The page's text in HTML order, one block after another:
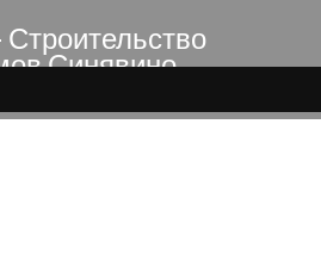
Строительство
Синявино
Назия